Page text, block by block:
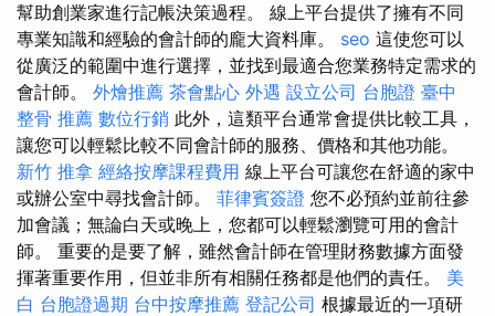
幫助創業家進行記帳決策過程。 線上平台提供了擁有不同
專業知識和經驗的會計師的龐大資料庫。 seo 這使您可以
從廣泛的範圍中進行選擇，並找到最適合您業務特定需求的
會計師。 外燴推薦 茶會點心 外遇 設立公司 台胞證 臺中
整骨 推薦 數位行銷 此外，這類平台通常會提供比較工具，
讓您可以輕鬆比較不同會計師的服務、價格和其他功能。
新竹 推拿 經絡按摩課程費用 線上平台可讓您在舒適的家中
或辦公室中尋找會計師。 菲律賓簽證 您不必預約並前往參
加會議；無論白天或晚上，您都可以輕鬆瀏覽可用的會計
師。 重要的是要了解，雖然會計師在管理財務數據方面發
揮著重要作用，但並非所有相關任務都是他們的責任。 美
白 台胞證過期 台中按摩推薦 登記公司 根據最近的一項研